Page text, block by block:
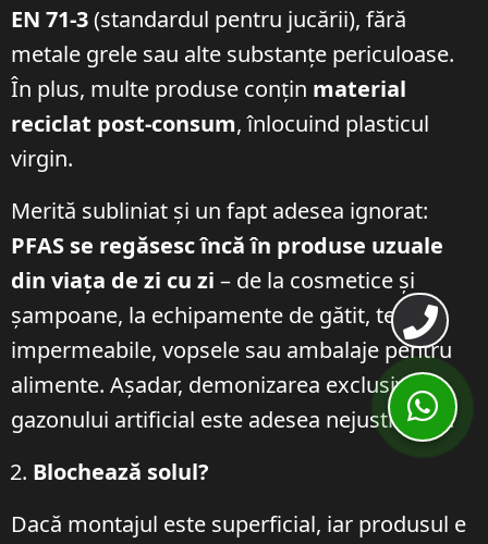
EN 71-3(standardul pentru jucării), fără
metale grele sau alte substanțe periculoase.
În plus, multe produse conțin material
reciclat post-consum, înlocuind plasticul
virgin.
Merită subliniat și un fapt adesea ignorat:
PFAS se regăsesc încă în produse uzuale
din viața de zi cu zi – de la cosmetice și
șampoane, la echipamente de gătit, textile
impermeabile, vopsele sau ambalaje pentru
alimente. Așadar, demonizarea exclusivă a
gazonului artificial este adesea nejustificată.
Blochează solul?
Dacă montajul este superficial, iar produsul e